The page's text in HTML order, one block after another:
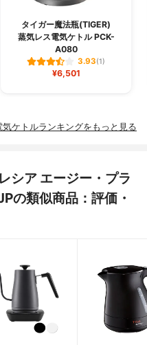
タイガー魔法瓶(TIGER)
蒸気レス電気ケトル PCK-
A080
3.93(1)
¥6,501
気ケトルランキングをもっと見る
シア エージー・プラ
の類似商品：評価・